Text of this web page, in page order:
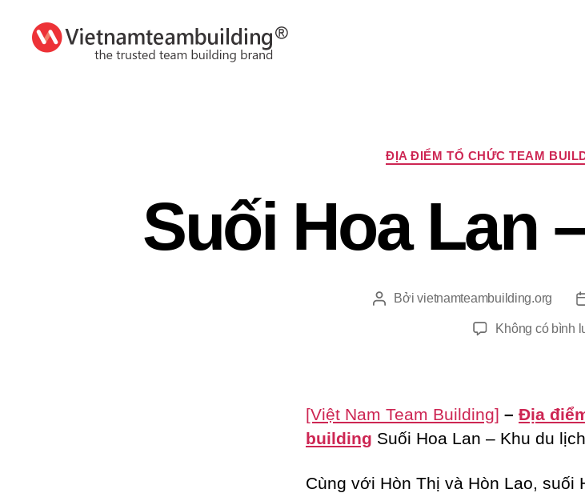
Chuyên
mục
ĐỊA ĐIỂM TỔ CHỨC TEAM
Suối Hoa Lan
TácBởivietnamteambuilding.org
Không có bình
[Việt Nam Team Building] – Địa
building Suối Hoa Lan – Khu du
Cùng với Hòn Thị và Hòn Lao, suối